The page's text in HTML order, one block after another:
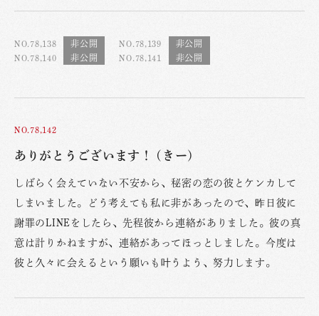
NO.78,138
NO.78,139
NO.78,140
NO.78,141
NO.78,142
ありがとうございます！ (きー)
しばらく会えていない不安から、秘密の恋の彼とケンカして
しまいました。どう考えても私に非があったので、昨日彼に
謝罪のLINEをしたら、先程彼から連絡がありました。彼の真
意は計りかねますが、連絡があってほっとしました。今度は
彼と久々に会えるという願いも叶うよう、努力します。